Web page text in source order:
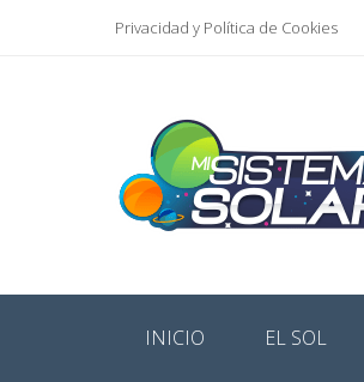
Privacidad y Política de Cookies
INICIO EL SOL